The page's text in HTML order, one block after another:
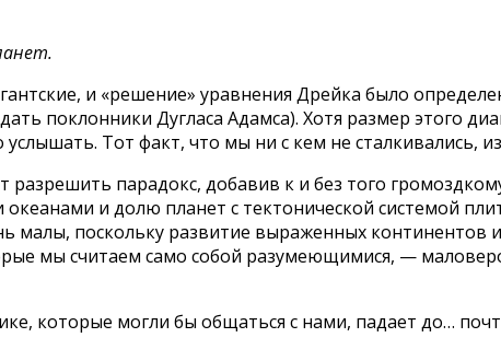
и «решение» уравнения Дрейка было
поклонники Дугласа Адамса). Хотя размер этого
Тот факт, что мы ни с кем не сталкивались,
разрешить парадокс, добавив к и без того
и долю планет с тектонической системой
малы, поскольку развитие выраженных континентов
мы считаем само собой разумеющимися, —
которые могли бы общаться с нами, падает до…